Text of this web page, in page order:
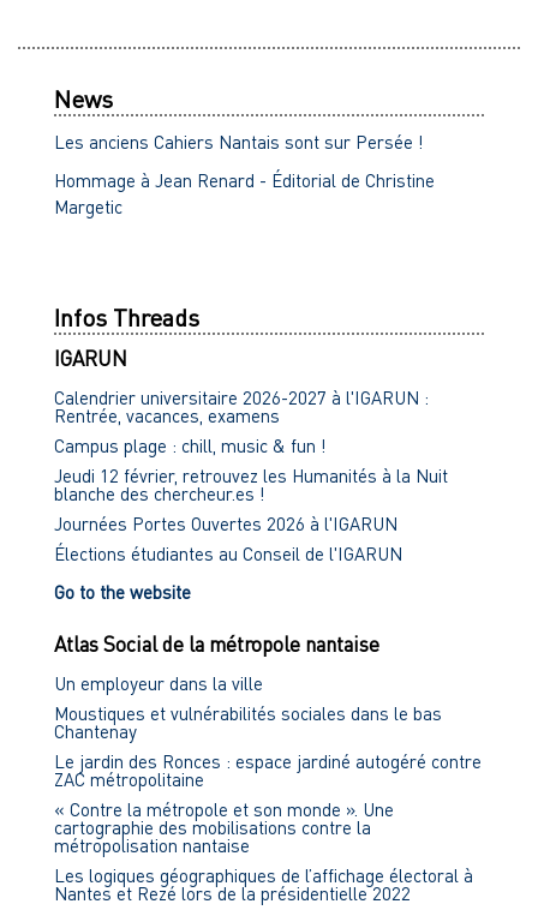
News
Les anciens Cahiers Nantais sont sur Persée !
Hommage à Jean Renard - Éditorial de Christine
Margetic
Infos Threads
IGARUN
Calendrier universitaire 2026-2027 à l'IGARUN :
Rentrée, vacances, examens
Campus plage : chill, music & fun !
Jeudi 12 février, retrouvez les Humanités à la Nuit
blanche des chercheur.es !
Journées Portes Ouvertes 2026 à l'IGARUN
Élections étudiantes au Conseil de l'IGARUN
Go to the website
Atlas Social de la métropole nantaise
Un employeur dans la ville
Moustiques et vulnérabilités sociales dans le bas
Chantenay
Le jardin des Ronces : espace jardiné autogéré contre
ZAC métropolitaine
« Contre la métropole et son monde ». Une
cartographie des mobilisations contre la
métropolisation nantaise
Les logiques géographiques de l’affichage électoral à
Nantes et Rezé lors de la présidentielle 2022